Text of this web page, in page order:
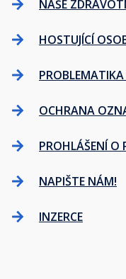
NAŠE
HOSTUJÍCÍ
OCHRANA
PROHLÁŠENÍ O
NAPIŠTE NÁM!
INZERCE